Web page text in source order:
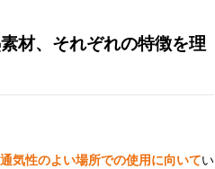
材、それぞれの特徴を理
通気性のよい場所での使用に向いてい